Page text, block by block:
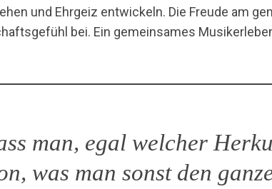
und Ehrgeiz entwickeln. Die Freude am
bei. Ein gemeinsames
man, egal welcher
was man sonst den